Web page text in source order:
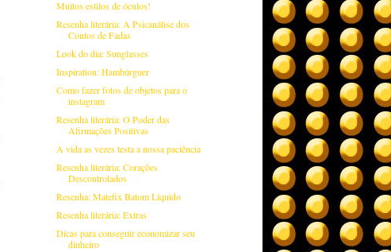
Muitos estilos de óculos!
Resenha literária: A Psicanálise dos
Contos de Fadas
Look do dia: Sunglasses
Inspiration: Hambúrguer
Como fazer fotos de objetos para o
instagram
Resenha literária: O Poder das
Afirmações Positivas
A vida as vezes testa a nossa paciência
Resenha literária: Corações
Descontrolados
Resenha: Matefix Batom Líquido
Resenha literária: Extras
Dicas para conseguir economizar seu
dinheiro